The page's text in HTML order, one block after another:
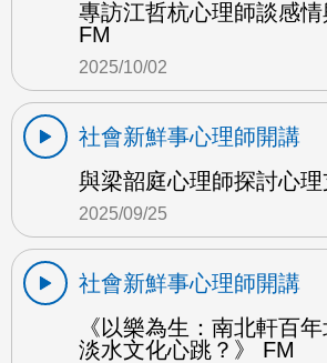
專訪江哲杭心理師談感
FM
2025/10/02
社會新鮮事心理師開講
與梁韶庭心理師探討心
2025/09/25
社會新鮮事心理師開講
《以樂為生：南北軒百
淡水文化心跳？》 FM